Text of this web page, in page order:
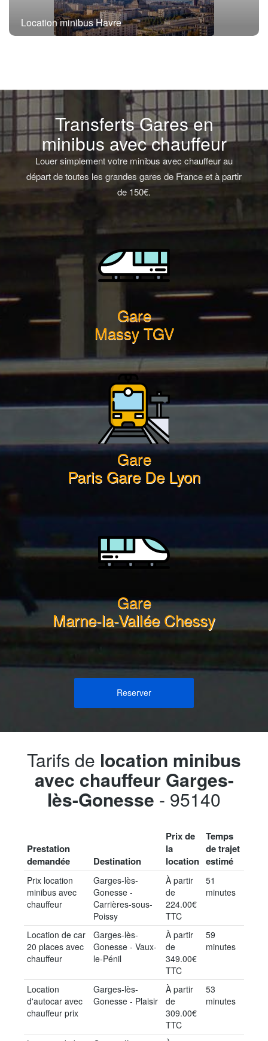
Location minibus Havre
Transferts Gares en
minibus avec chauffeur
Louer simplement votre minibus avec chauffeur au
départ de toutes les grandes gares de France et à partir
de 150€.
Gare
Massy TGV
Gare
Paris Gare De Lyon
Gare
Marne-la-Vallée Chessy
Reserver
Tarifs de location minibus
avec chauffeur Garges-
lès-Gonesse - 95140
Prestation
demandée
Destination
Prix de
la
location
Temps
de trajet
estimé
Prix location
minibus avec
chauffeur
Garges-lès-
Gonesse -
Carrières-sous-
Poissy
À partir
de
224.00€
TTC
51
minutes
Location de car
20 places avec
chauffeur
Garges-lès-
Gonesse - Vaux-
le-Pénil
À partir
de
349.00€
TTC
59
minutes
Location
d'autocar avec
chauffeur prix
Garges-lès-
Gonesse - Plaisir
À partir
de
309.00€
TTC
53
minutes